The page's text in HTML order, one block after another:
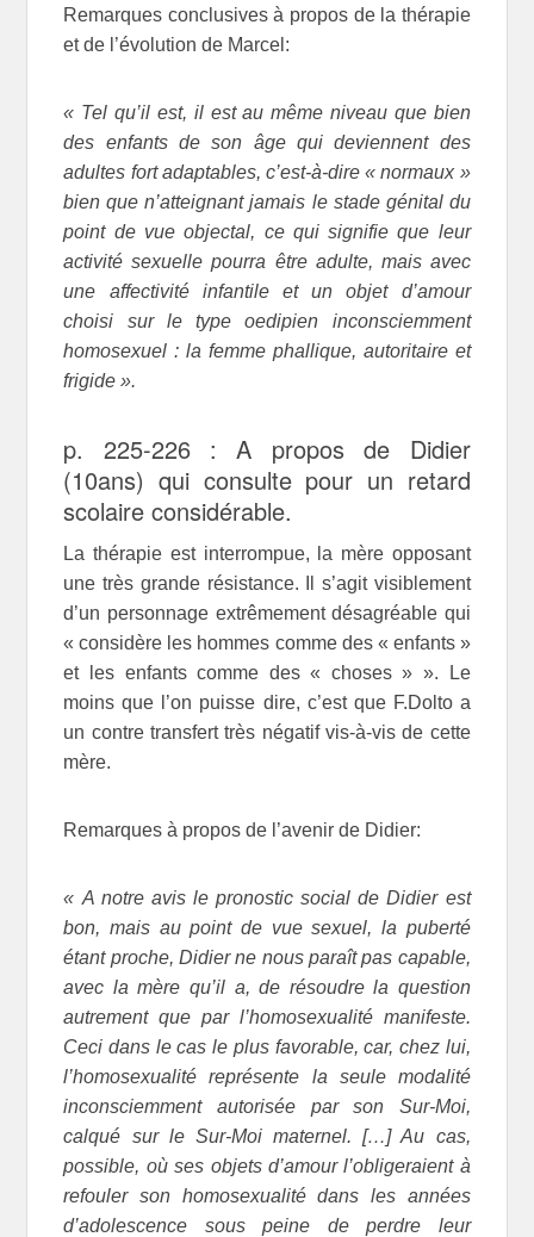
Remarques conclusives à propos de la thérapie
et de l’évolution de Marcel:
« Tel qu’il est, il est au même niveau que bien
des enfants de son âge qui deviennent des
adultes fort adaptables, c’est-à-dire « normaux »
bien que n’atteignant jamais le stade génital du
point de vue objectal, ce qui signifie que leur
activité sexuelle pourra être adulte, mais avec
une affectivité infantile et un objet d’amour
choisi sur le type oedipien inconsciemment
homosexuel : la femme phallique, autoritaire et
frigide ».
p. 225-226 : A propos de Didier
(10ans) qui consulte pour un retard
scolaire considérable.
La thérapie est interrompue, la mère opposant
une très grande résistance. Il s’agit visiblement
d’un personnage extrêmement désagréable qui
« considère les hommes comme des « enfants »
et les enfants comme des « choses » ». Le
moins que l’on puisse dire, c’est que F.Dolto a
un contre transfert très négatif vis-à-vis de cette
mère.
Remarques à propos de l’avenir de Didier:
« A notre avis le pronostic social de Didier est
bon, mais au point de vue sexuel, la puberté
étant proche, Didier ne nous paraît pas capable,
avec la mère qu’il a, de résoudre la question
autrement que par l’homosexualité manifeste.
Ceci dans le cas le plus favorable, car, chez lui,
l’homosexualité représente la seule modalité
inconsciemment autorisée par son Sur-Moi,
calqué sur le Sur-Moi maternel.[…] Au cas,
possible, où ses objets d’amour l’obligeraient à
refouler son homosexualité dans les années
d’adolescence sous peine de perdre leur